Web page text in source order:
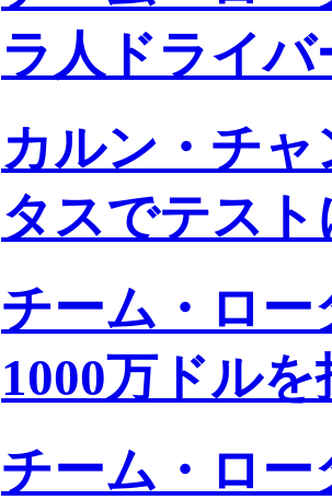
ラ人ドライバ
カルン・チ
タスでテス
チーム・ロー
1000万ドルを
チーム・ロ